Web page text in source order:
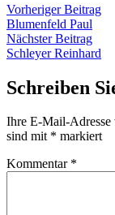
Vorheriger Beitrag
Blumenfeld Paul
Nächster Beitrag
Schleyer Reinhard
Schreiben
Ihre E-Mail-
sind mit * markiert
Kommentar *